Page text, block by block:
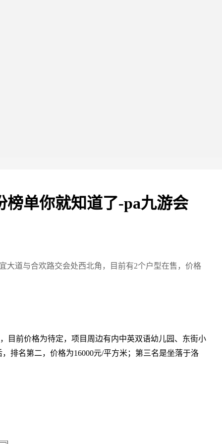
榜单你就知道了-pa九游会
大道与合欢路交会处西北角，目前有2个户型在售，价格
目前价格为待定，项目周边有内中英双语幼儿园、东街小
排名第二，价格为16000元/平方米；第三名是坐落于洛